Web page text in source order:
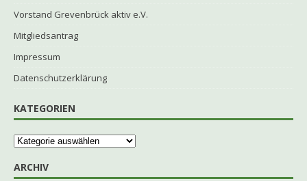
Vorstand Grevenbrück aktiv e.V.
Mitgliedsantrag
Impressum
Datenschutzerklärung
KATEGORIEN
ARCHIV